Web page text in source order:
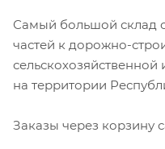
Самый большой склад
частей к дорожно-
на территории
Заказы через корзину